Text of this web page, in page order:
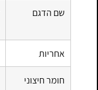
שם הדגם
אחריות
חומר חיצוני